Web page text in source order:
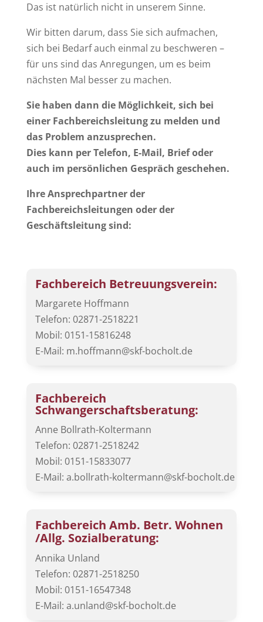
Das ist natürlich nicht in unserem Sinne.
Wir bitten darum, dass Sie sich aufmachen,
sich bei Bedarf auch einmal zu beschweren –
für uns sind das Anregungen, um es beim
nächsten Mal besser zu machen.
Sie haben dann die Möglichkeit, sich bei
einer Fachbereichsleitung zu melden und
das Problem anzusprechen.
Dies kann per Telefon, E-Mail, Brief oder
auch im persönlichen Gespräch geschehen.
Ihre Ansprechpartner der
Fachbereichsleitungen oder der
Geschäftsleitung sind:
Fachbereich Betreuungsverein:
Margarete Hoffmann
Telefon: 02871-2518221
Mobil: 0151-15816248
E-Mail: m.hoffmann@skf-bocholt.de
Fachbereich
Schwangerschaftsberatung:
Anne Bollrath-Koltermann
Telefon: 02871-2518242
Mobil: 0151-15833077
E-Mail: a.bollrath-koltermann@skf-bocholt.de
Fachbereich Amb. Betr. Wohnen
/Allg. Sozialberatung:
Annika Unland
Telefon: 02871-2518250
Mobil: 0151-16547348
E-Mail: a.unland@skf-bocholt.de